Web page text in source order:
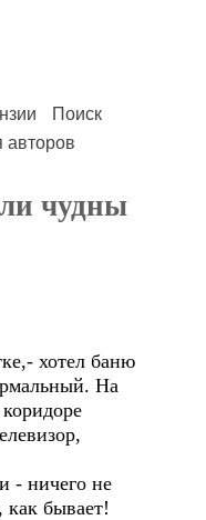
Поиск
авторов
чудны
хотел баню
На
- ничего не
как бывает!